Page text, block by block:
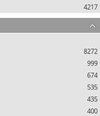
4217
8272
999
674
535
435
400